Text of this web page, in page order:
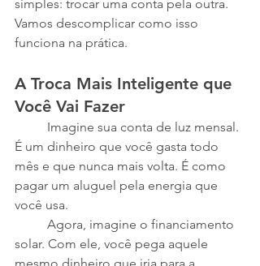
simples: trocar uma conta pela outra.
Vamos descomplicar como isso
funciona na prática.
A Troca Mais Inteligente que
Você Vai Fazer
É um dinheiro que você gasta todo
mês e que nunca mais volta. É como
pagar um aluguel pela energia que
você usa.
solar. Com ele, você pega aquele